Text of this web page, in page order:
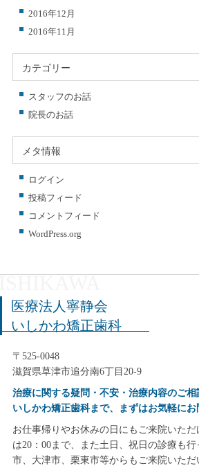
2016年12月
2016年11月
カテゴリー
スタッフのお話
院長のお話
メタ情報
ログイン
投稿フィード
コメントフィード
WordPress.org
医療法人寧静会
いしかわ矯正歯科
〒525-0048
滋賀県草津市追分南6丁目20-9
治療に関する疑問・不安・治療内容のご
いしかわ矯正歯科まで、まずはお気軽にお
お仕事帰りやお休みの日にもご来院いた
は20：00まで、また土日、祝日の診療も
市、大津市、栗東市等からもご来院いただ